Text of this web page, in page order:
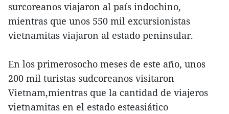
surcoreanos viajaron al país indochino,
mientras que unos 550 mil excursionistas
vietnamitas viajaron al estado peninsular.
En los primerosocho meses de este año, unos
200 mil turistas sudcoreanos visitaron
Vietnam,mientras que la cantidad de viajeros
vietnamitas en el estado esteasiático